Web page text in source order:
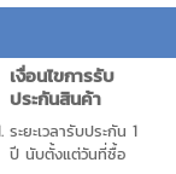
เงื่อนไขการรับ
ประกันสินค้า
ระยะเวลารับประกัน 1
ปี นับตั้งแต่วันที่ซื้อ